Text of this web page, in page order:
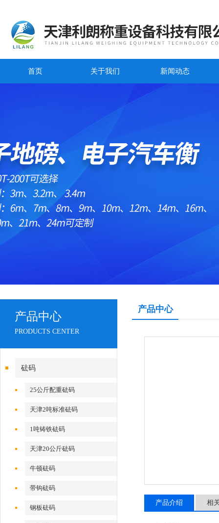
首页 关于我们 新闻动态
产品中心
PRODUCTS CENTER
砝码
25公斤配重砝码
天津2吨标准砝码
1吨铸铁砝码
天津20公斤砝码
牛顿砝码
带钩砝码
钢板砝码
产品中心
产品介绍 相